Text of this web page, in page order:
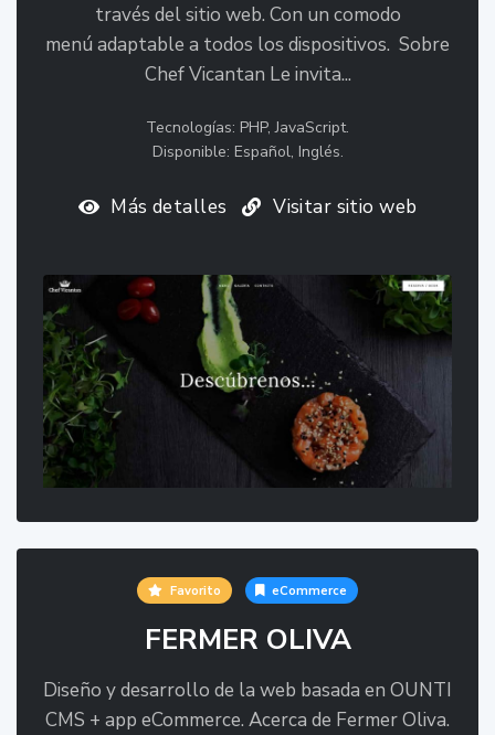
través del sitio web. Con un comodo
menú adaptable a todos los dispositivos. Sobre
Chef Vicantan Le invita...
Tecnologías: PHP, JavaScript.
Disponible: Español, Inglés.
Más detalles Visitar sitio web
Favorito eCommerce
FERMER OLIVA
Diseño y desarrollo de la web basada en OUNTI
CMS + app eCommerce. Acerca de Fermer Oliva.